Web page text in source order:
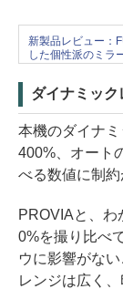
新製品レビュー：
した個性派のミラ
ダイナミック
本機のダイナミ
400%、オート
べる数値に制約
PROVIAと、
0%を撮り比べ
ウに影響がな
レンジは広く